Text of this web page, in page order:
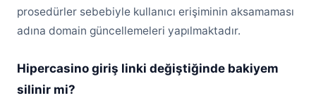
prosedürler sebebiyle kullanıcı erişiminin aksamaması
adına domain güncellemeleri yapılmaktadır.
Hipercasino giriş linki değiştiğinde bakiyem
silinir mi?